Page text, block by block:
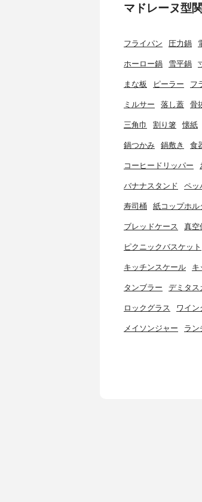
マドレーヌ型
フライパン 圧力鍋
ホーロー鍋 雪平鍋
まな板 ピーラー フ
ミルサー 落し蓋 骨
三角巾 割り箸 懐紙
鍋つかみ 鍋敷き 食
コーヒードリッパー
バナナスタンド ペッ
寿司桶 紙コップホル
ブレッドケース 真空
ピクニックバスケット
キッチンスケール キ
タンブラー デミタス
ロックグラス ワイン
メイソンジャー ラン